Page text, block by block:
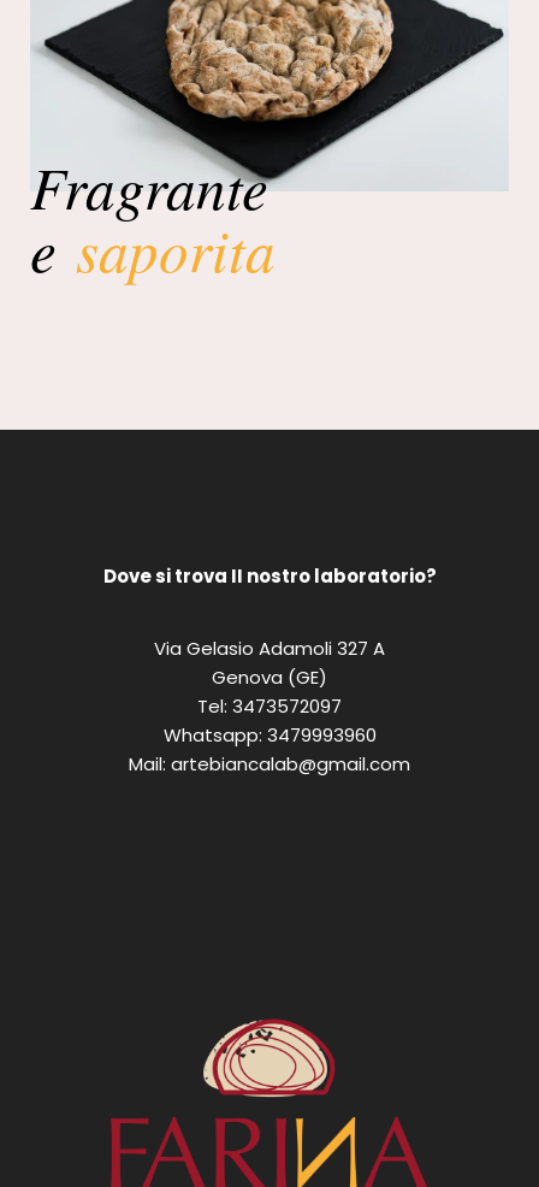
Fragrante
e saporita
Dove si trova II nostro laboratorio?
Via Gelasio Adamoli 327 A
Genova (GE)
Tel: 3473572097
Whatsapp: 3479993960
Mail: artebiancalab@gmail.com